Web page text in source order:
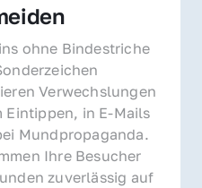
ohne Bindestriche
Verwechslungen
Eintippen, in E-Mails
Mundpropaganda.
Ihre Besucher
zuverlässig auf